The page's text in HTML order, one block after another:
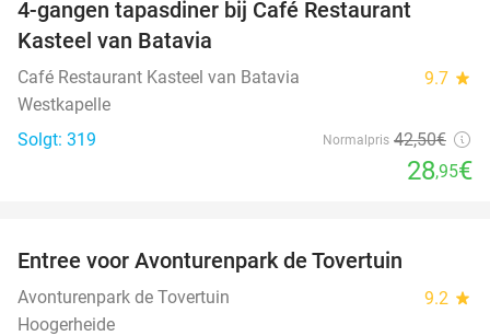
4-gangen tapasdiner bij Café Restaurant
Kasteel van Batavia
Café Restaurant Kasteel van Batavia 9.7 star
Westkapelle
Solgt: 319
Normalpris 42,50€
28,95€
Entree voor Avonturenpark de Tovertuin
Avonturenpark de Tovertuin 9.2 star
Hoogerheide